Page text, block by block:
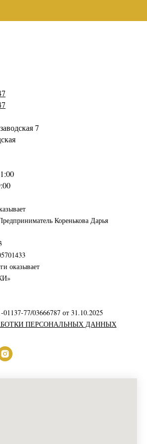
7
Коренькова Дарья
оказывает
77/03666787 от 31.10.2025
ПЕРСОНАЛЬНЫХ ДАННЫХ